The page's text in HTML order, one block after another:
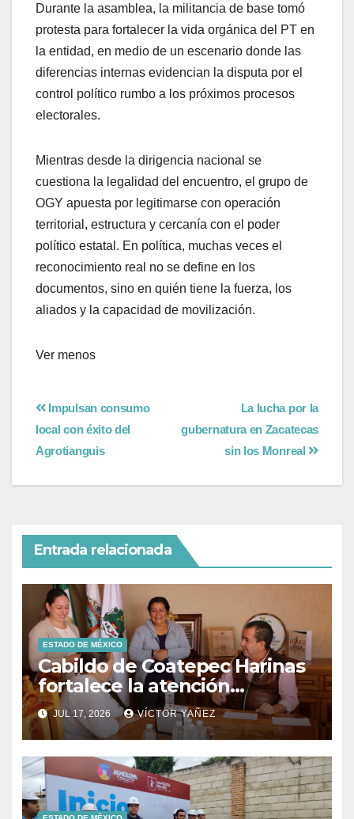
Durante la asamblea, la militancia de base tomó
protesta para fortalecer la vida orgánica del PT en
la entidad, en medio de un escenario donde las
diferencias internas evidencian la disputa por el
control político rumbo a los próximos procesos
electorales.
Mientras desde la dirigencia nacional se
cuestiona la legalidad del encuentro, el grupo de
OGY apuesta por legitimarse con operación
territorial, estructura y cercanía con el poder
político estatal. En política, muchas veces el
reconocimiento real no se define en los
documentos, sino en quién tiene la fuerza, los
aliados y la capacidad de movilización.
Ver menos
La lucha por la
gubernatura en Zacatecas
sin los Monreal
Impulsan consumo
local con éxito del
Agrotianguis
Entrada relacionada
ESTADO DE MÉXICO
Cabildo de Coatepec Harinas
fortalece la atención
ciudadana y la toma de
decisiones
JUL 17, 2026 VÍCTOR YAÑEZ